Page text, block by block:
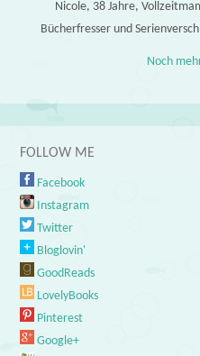
Nicole, 38 Jahre,
Bücherfresser und
Noch
FOLLOW ME
Facebook
Instagram
Twitter
Bloglovin'
GoodReads
LovelyBooks
Pinterest
Google+